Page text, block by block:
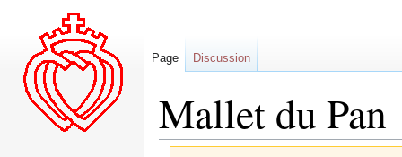
Mallet du Pan
Page Discussion